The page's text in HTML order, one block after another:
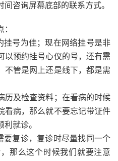
咨询屏幕底部的联系方式。
挂号为佳；现在网络挂号是非
以预约挂号心仪的号，还有需
不管是网上还是线下，都是需
历及检查资料；在看病的时候
看病，那么就不要忘记带证件
就诊。
要复诊，复诊时尽量找同一个
那么这个时候我们就要注意